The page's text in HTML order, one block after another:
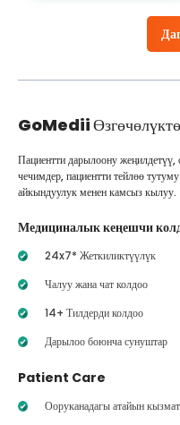
GoMedii
Пациентти дарылоону жеңилдетүү,
чечимдер, пациентти тейлөө
айкындуулук менен камсыз кылуу.
Медициналык кеңешчи
24x7* Жеткиликтүүлүк
Чалуу жана чат колдоо
14+ Тилдерди колдоо
Дарылоо боюнча сунуштар
Patient Care
Ооруканадагы атайын